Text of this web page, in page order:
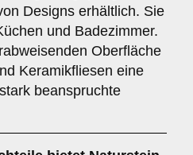
Designs erhältlich. Sie
und Badezimmer.
Oberfläche
Keramikfliesen eine
beanspruchte